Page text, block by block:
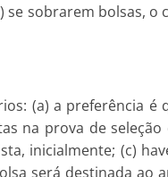
sobrarem bolsas,
(a) a preferência
na prova de
inicialmente; (c)
será destinada